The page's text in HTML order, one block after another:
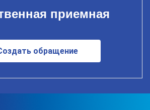
приемная
обращение